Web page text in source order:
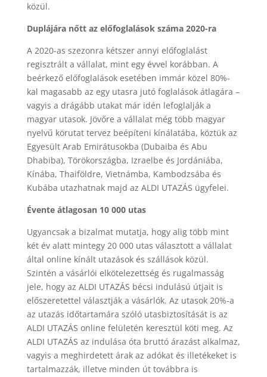
közül.
Duplájára nőtt az előfoglalások száma 2020-ra
A 2020-as szezonra kétszer annyi előfoglalást
regisztrált a vállalat, mint egy évvel korábban. A
beérkező előfoglalások esetében immár közel 80%-
kal magasabb az egy utasra jutó foglalások átlagára –
vagyis a drágább utakat már idén lefoglalják a
magyar utasok. Jövőre a vállalat még több magyar
nyelvű körutat tervez beépíteni kínálatába, köztük az
Egyesült Arab Emirátusokba (Dubaiba és Abu
Dhabiba), Törökországba, Izraelbe és Jordániába,
Kínába, Thaiföldre, Vietnámba, Kambodzsába és
Kubába utazhatnak majd az ALDI UTAZÁS ügyfelei.
Évente átlagosan 10 000 utas
Ugyancsak a bizalmat mutatja, hogy alig több mint
két év alatt mintegy 20 000 utas választott a vállalat
által online kínált utazások és szállások közül.
Szintén a vásárlói elkötelezettség és rugalmasság
jele, hogy az ALDI UTAZÁS bécsi indulású útjait is
előszeretettel választják a vásárlók. Az utasok 20%-a
az utazás időtartamára szóló utasbiztosítását is az
ALDI UTAZÁS online felületén keresztül köti meg. Az
ALDI UTAZÁS az indulása óta bruttó árazást alkalmaz,
vagyis a meghirdetett árak az adókat és illetékeket is
tartalmazzák, illetve minden út továbbra is